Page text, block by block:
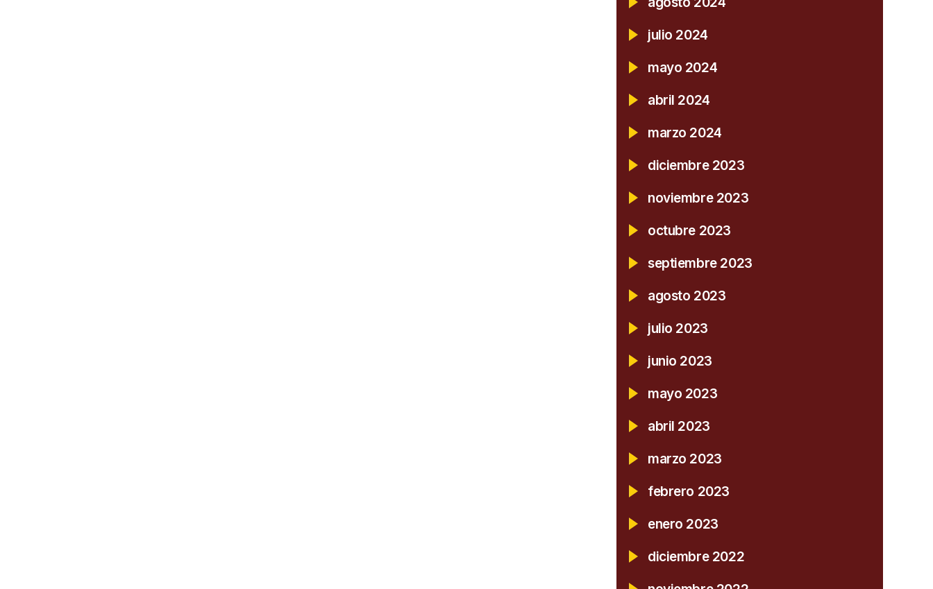
julio 2024
mayo 2024
abril 2024
marzo 2024
diciembre 2023
noviembre 2023
octubre 2023
septiembre 2023
agosto 2023
julio 2023
junio 2023
mayo 2023
abril 2023
marzo 2023
febrero 2023
enero 2023
diciembre 2022